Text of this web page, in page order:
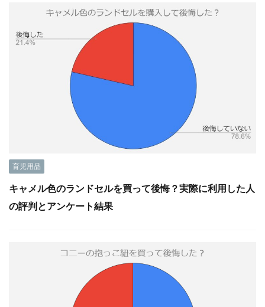
育児用品
キャメル色のランドセルを買って後悔？実際に利用した人
の評判とアンケート結果